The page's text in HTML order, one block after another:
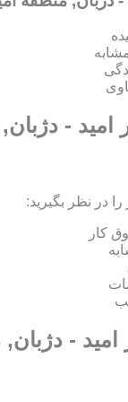
امید -
را در نظر بگیرید:
کار
-